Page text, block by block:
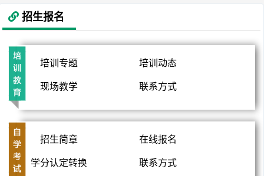
招生报名
培训专题 培训动态
现场教学 联系方式
招生简章 在线报名
学分认定转换 联系方式